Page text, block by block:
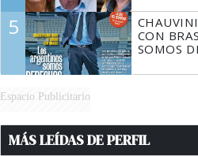
5
CON
SOMOS
Espacio Publicitario
MÁS LEÍDAS DE PERFIL